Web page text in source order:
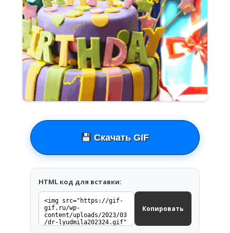
Скачать GIF
HTML код для вставки:
Копировать